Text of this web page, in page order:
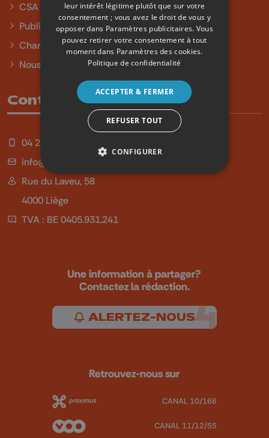
CSA
Publicité
Charte sur l'égalité et la diversité
Nous contacter
Contact
04 254 99 99
info@qu4tre.be
Rue du Laveu, 58
4000 Liège
TVA : BE 0405.931.241
Une information à partager?
Contactez la rédaction.
ALERTEZ-NOUS
Retrouvez-nous sur
CANAL 10/166
CANAL 11/12/55
leur intérêt légitime plutôt que sur votre
consentement ; vous avez le droit de vous y
opposer dans Paramètres publicitaires. Vous
pouvez retirer votre consentement à tout
moment dans Paramètres des cookies.
Politique de confidentialité
ACCEPTER & FERMER
REFUSER TOUT
CONFIGURER